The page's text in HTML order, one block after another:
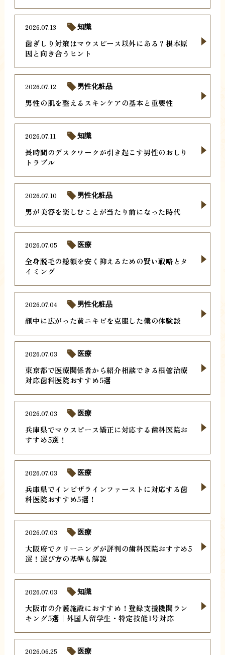
歯ぎしり対策はマウスピース以外にある？根本原
因と向き合うヒント
2026.07.13 知識
男性の肌を整えるスキンケアの基本と重要性
2026.07.12 男性化粧品
長時間のデスクワークが引き起こす男性のおしり
トラブル
2026.07.11 知識
男が美容を楽しむことが当たり前になった時代
2026.07.10 男性化粧品
全身脱毛の総額を安く抑えるための賢い戦略とタ
イミング
2026.07.05 医療
顔中に広がった黄ニキビを克服した僕の体験談
2026.07.04 男性化粧品
東京都で医療関係者から紹介相談できる根管治療
対応歯科医院おすすめ5選
2026.07.03 医療
兵庫県でマウスピース矯正に対応する歯科医院お
すすめ5選！
2026.07.03 医療
兵庫県でインビザラインファーストに対応する歯
科医院おすすめ5選！
2026.07.03 医療
大阪府でクリーニングが評判の歯科医院おすすめ5
選！選び方の基準も解説
2026.07.03 医療
大阪市の介護施設におすすめ！登録支援機関ラン
キング5選｜外国人留学生・特定技能1号対応
2026.07.03 知識
2026.06.25 医療